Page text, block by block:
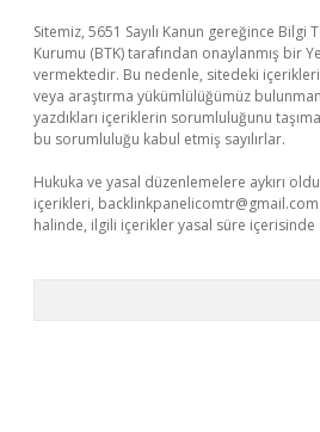
Sitemiz, 5651 Sayılı Kanun gereğince
Kurumu (BTK) tarafından onaylanmış bir
vermektedir. Bu nedenle, sitedeki
veya araştırma yükümlülüğümüz
yazdıkları içeriklerin sorumluluğunu
bu sorumluluğu kabul etmiş sayılırlar.
Hukuka ve yasal düzenlemelere aykırı
içerikleri, backlinkpanelicomtr@gmail.com
halinde, ilgili içerikler yasal süre içerisinde